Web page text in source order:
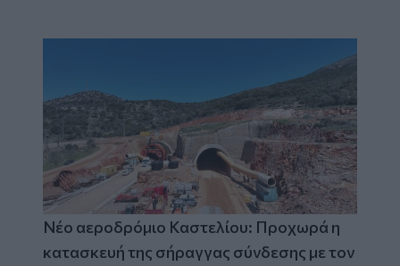
Νέο αεροδρόμιο Καστελίου: Προχωρά η
κατασκευή της σήραγγας σύνδεσης με τον